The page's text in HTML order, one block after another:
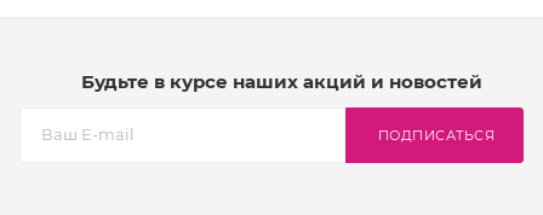
Будьте в курсе наших акций и новостей
ПОДПИСАТЬСЯ